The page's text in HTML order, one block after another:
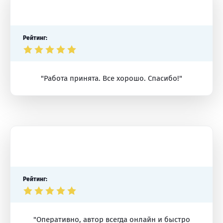
Рейтинг:
"Работа принята. Все хорошо. Спасибо!"
Рейтинг:
"Оперативно, автор всегда онлайн и быстро